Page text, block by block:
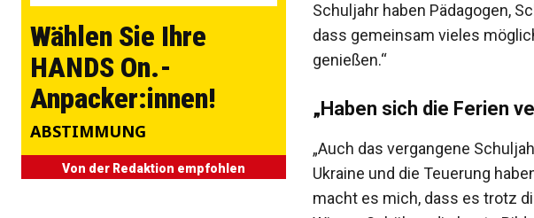
Wählen Sie Ihre
HANDS On.-
Anpacker:innen!
ABSTIMMUNG
Von der Redaktion empfohlen
Schuljahr haben Pädagogen,
dass gemeinsam vieles
genießen.“
„Haben sich die Ferien
„Auch das vergangene
Ukraine und die Teuerung
macht es mich, dass es trotz